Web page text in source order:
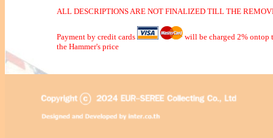
ALL DESCRIPTIONS ARE NOT FINALIZED TILL THE
Payment by credit cards
will be charged 2% ontop
the Hammer's price